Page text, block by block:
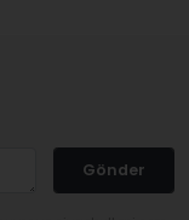
Gönder